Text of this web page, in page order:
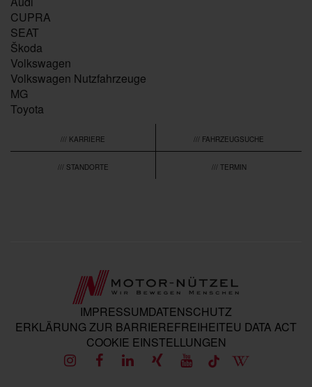
CUPRA
SEAT
Škoda
Volkswagen
Volkswagen Nutzfahrzeuge
MG
Toyota
/// KARRIERE /// FAHRZEUGSUCHE
/// STANDORTE /// TERMIN
IMPRESSUMDATENSCHUTZ
ERKLÄRUNG ZUR BARRIEREFREIHEITEU DATA ACT
COOKIE EINSTELLUNGEN